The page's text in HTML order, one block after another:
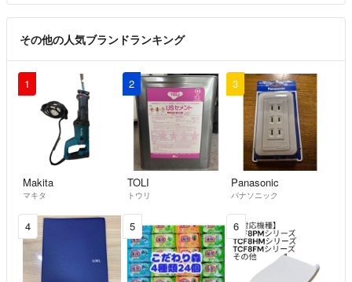
その他の人気ブランドランキング
1
Makita
マキタ
2
TOLI
トウリ
3
Panasonic
パナソニック
4 5 6